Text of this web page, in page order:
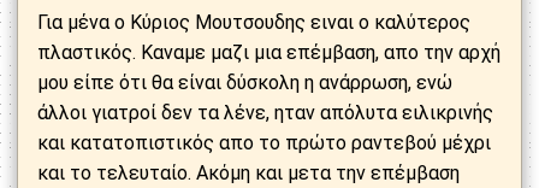
Για μένα ο Κύριος Μουτσουδης ειναι ο καλύτερος
πλαστικός. Καναμε μαζι μια επέμβαση, απο την αρχή
μου είπε ότι θα είναι δύσκολη η ανάρρωση, ενώ
άλλοι γιατροί δεν τα λένε, ηταν απόλυτα ειλικρινής
και κατατοπιστικός απο το πρώτο ραντεβού μέχρι
και το τελευταίο. Ακόμη και μετα την επέμβαση